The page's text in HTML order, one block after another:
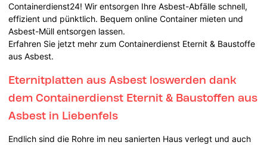
Containerdienst24! Wir entsorgen Ihre Asbest-Abfälle schnell,
effizient und pünktlich. Bequem online Container mieten und
Asbest-Müll entsorgen lassen.
Erfahren Sie jetzt mehr zum Containerdienst Eternit & Baustoffe
aus Asbest.
Eternitplatten aus Asbest loswerden dank
dem Containerdienst Eternit & Baustoffen aus
Asbest in Liebenfels
Endlich sind die Rohre im neu sanierten Haus verlegt und auch